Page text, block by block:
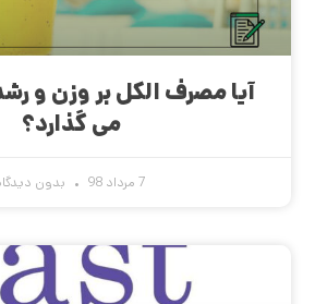
آیا مصرف الکل بر وزن و
می گذارد؟
7 مرداد 98 بدون